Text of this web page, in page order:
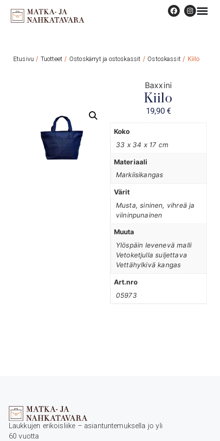
Etusivu / Tuotteet / Ostoskärryt ja ostoskassit / Ostoskassit/ Kiilo
Baxxini
Kiilo
19,90 €
Koko
33 x 34 x 17 cm
Materiaali
Markiisikangas
Värit
Musta, sininen, vihreä ja
viininpunainen
Muuta
Ylöspäin levenevä malli
Vetoketjulla suljettava
Vettähylkivä kangas
Art.nro
05973
Laukkujen erikoisliike – asiantuntemuksella jo yli
60 vuotta